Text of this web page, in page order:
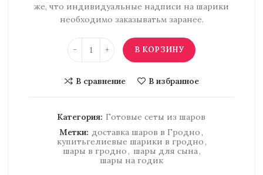
же, что индивидуальные надписи на шарики
необходимо заказыватьм заранее.
Количество товара Шарики "Годик сына"
В КОРЗИНУ
В сравнение В избранное
Категория: Готовые сеты из шаров
Метки: доставка шаров в Гродно,
купитьгелиевые шарики в гродно,
шары в гродно, шары для сына,
шары на годик